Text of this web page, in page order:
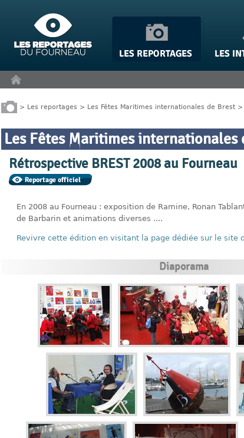
> Les reportages > Les Fêtes Maritimes internationales de Brest >
Les Fêtes Maritimes internationales
Rétrospective BREST 2008 au Fourneau
En 2008 au Fourneau : exposition de Ramine, Ronan
de Barbarin et animations diverses ....
Revivre cette édition en visitant la page dédiée sur le site
Diaporama